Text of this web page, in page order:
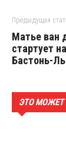
Предыдущая
Матье ван
стартует
Бастонь-
ЭТО МОЖЕТ